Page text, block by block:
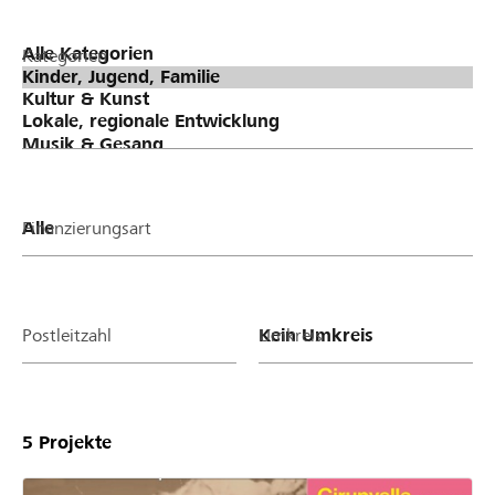
Kategorien
Finanzierungsart
Postleitzahl Umkreis
5 Projekte